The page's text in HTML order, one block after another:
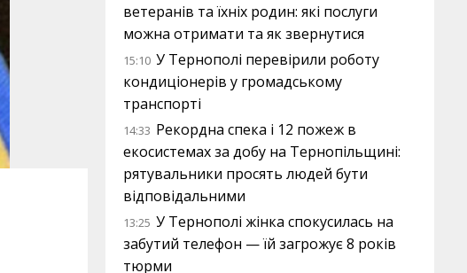
ветеранів та їхніх родин: які послуги
можна отримати та як звернутися
15:10 У Тернополі перевірили роботу
кондиціонерів у громадському
транспорті
14:33 Рекордна спека і 12 пожеж в
екосистемах за добу на Тернопільщині:
рятувальники просять людей бути
відповідальними
13:25 У Тернополі жінка спокусилась на
забутий телефон — їй загрожує 8 років
тюрми